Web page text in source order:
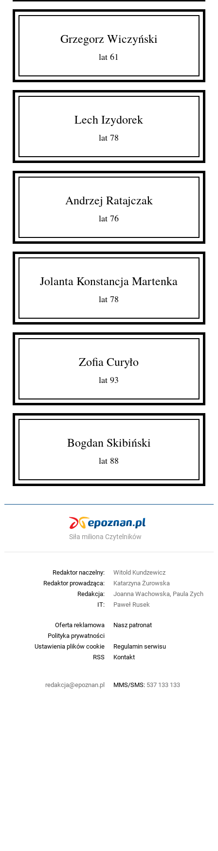
Grzegorz Wiczyński
lat 61
Lech Izydorek
lat 78
Andrzej Ratajczak
lat 76
Jolanta Konstancja Martenka
lat 78
Zofia Curyło
lat 93
Bogdan Skibiński
lat 88
Siła miliona Czytelników
Oferta reklamowa
Nasz patronat
Polityka prywatności
Ustawienia plików cookie
Regulamin serwisu
RSS
Kontakt
redakcja@epoznan.pl MMS/SMS: 537 133 133
Redaktor naczelny:
Witold Kundzewicz
Redaktor prowadząca:
Katarzyna Żurowska
Redakcja:
Joanna Wachowska, Paula Zych
IT:
Paweł Rusek